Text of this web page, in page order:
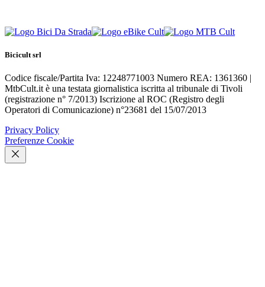
Bicicult srl
Codice fiscale/Partita Iva: 12248771003 Numero REA: 1361360 |
MtbCult.it è una testata giornalistica iscritta al tribunale di Tivoli
(registrazione n° 7/2013) Iscrizione al ROC (Registro degli
Operatori di Comunicazione) n°23681 del 15/07/2013
Privacy Policy
Preferenze Cookie